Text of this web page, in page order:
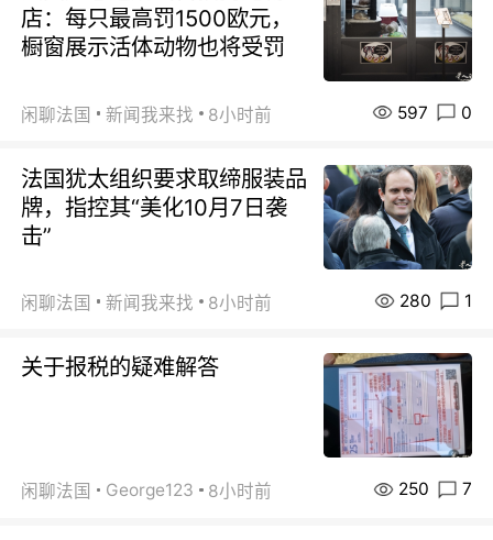
店：每只最高罚1500欧元，
橱窗展示活体动物也将受罚
闲聊法国 新闻我来找 8小时前 597 0
法国犹太组织要求取缔服装品
牌，指控其“美化10月7日袭
击”
闲聊法国 新闻我来找 8小时前 280 1
关于报税的疑难解答
闲聊法国 George123 8小时前 250 7